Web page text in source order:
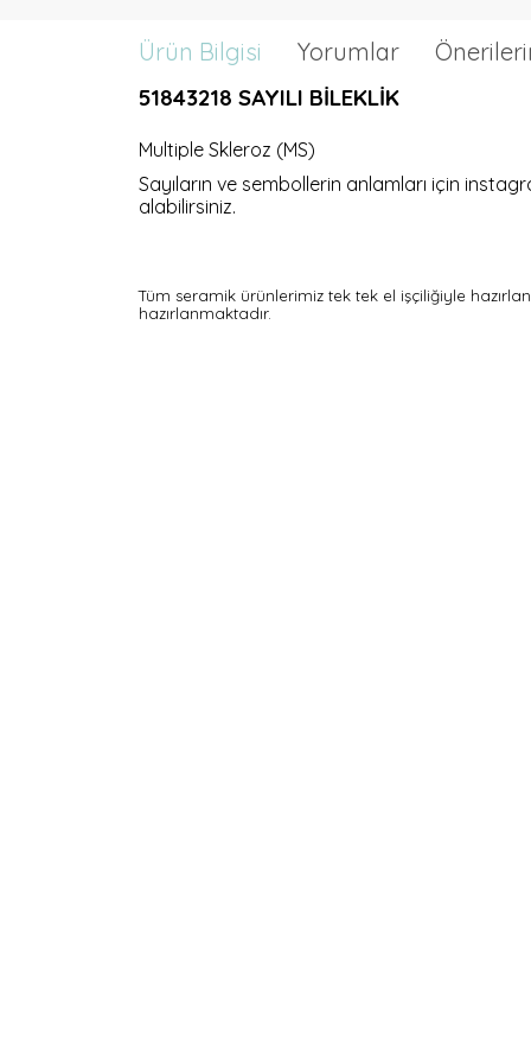
Ürün Bilgisi Yorumlar
51843218 SAYILI BİLEKLİK
Multiple Skleroz (MS)
Sayıların ve sembollerin anlamları için
alabilirsiniz.
Tüm seramik ürünlerimiz tek tek el işçiliğiyle
hazırlanmaktadır.